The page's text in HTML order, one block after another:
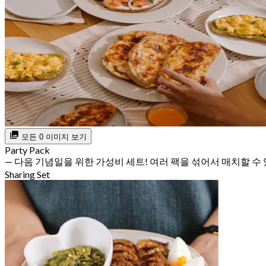
모든 0 이미지 보기
Party Pack
— 다음 기념일을 위한 가성비 세트! 여러 팩을 섞어서 매치할 수
Sharing Set